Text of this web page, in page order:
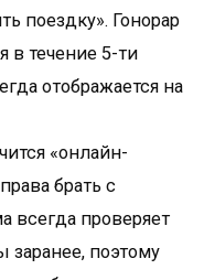
поездку». Гонорар
в течение 5-ти
отображается на
«онлайн-
брать с
всегда проверяет
заранее, поэтому